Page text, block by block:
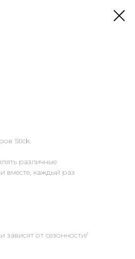
Stick.
различные
вместе, каждый раз
зависят от сезонности/